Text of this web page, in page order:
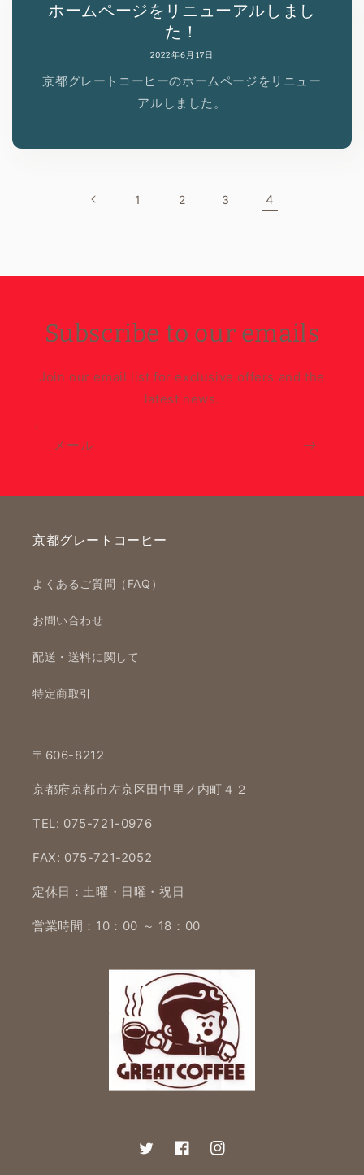
ホームページをリニューアルしまし
た！
2022年6月17日
京都グレートコーヒーのホームページをリニュー
アルしました。
1 2 3 4
Subscribe to our emails
Join our email list for exclusive offers and the
latest news.
メール
京都グレートコーヒー
よくあるご質問（FAQ）
お問い合わせ
配送・送料に関して
特定商取引
〒606-8212
京都府京都市左京区田中里ノ内町４２
TEL: 075-721-0976
FAX: 075-721-2052
定休日：土曜・日曜・祝日
営業時間：10：00 ～ 18：00
TwitterFacebookInstagram